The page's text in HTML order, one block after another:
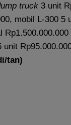
truck 3 unit
mobil L-300 5
unit
tan)